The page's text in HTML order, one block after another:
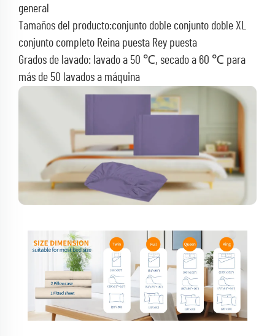
general
Tamaños del producto:conjunto doble conjunto doble XL
conjunto completo Reina puesta Rey puesta
Grados de lavado: lavado a 50 ℃, secado a 60 ℃ para
más de 50 lavados a máquina